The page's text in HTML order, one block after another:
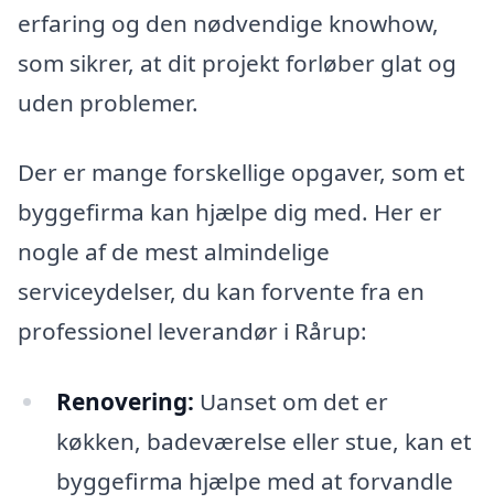
erfaring og den nødvendige knowhow,
som sikrer, at dit projekt forløber glat og
uden problemer.
Der er mange forskellige opgaver, som et
byggefirma kan hjælpe dig med. Her er
nogle af de mest almindelige
serviceydelser, du kan forvente fra en
professionel leverandør i Rårup:
Renovering: Uanset om det er
køkken, badeværelse eller stue, kan et
byggefirma hjælpe med at forvandle